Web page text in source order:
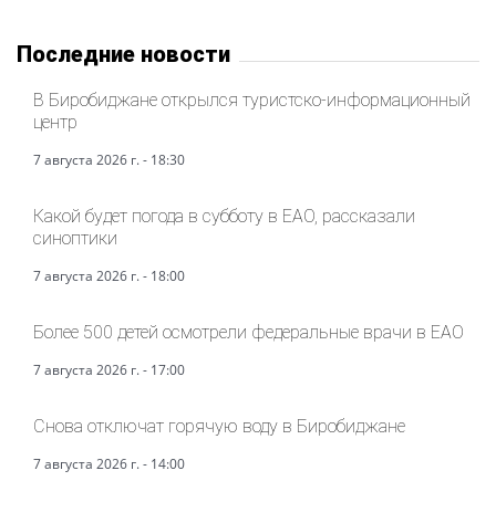
Последние новости
В Биробиджане открылся туристско-информационный
центр
7 августа 2026 г. - 18:30
Какой будет погода в субботу в ЕАО, рассказали
синоптики
7 августа 2026 г. - 18:00
Более 500 детей осмотрели федеральные врачи в ЕАО
7 августа 2026 г. - 17:00
Снова отключат горячую воду в Биробиджане
7 августа 2026 г. - 14:00